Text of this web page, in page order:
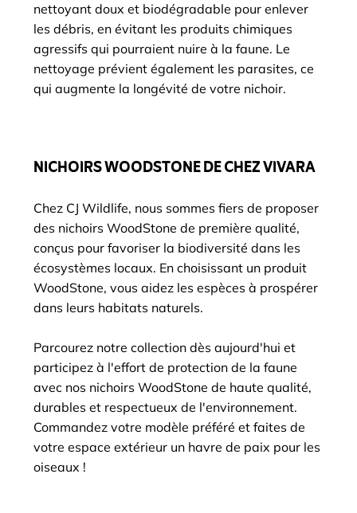
nettoyant doux et biodégradable pour enlever
les débris, en évitant les produits chimiques
agressifs qui pourraient nuire à la faune. Le
nettoyage prévient également les parasites, ce
qui augmente la longévité de votre nichoir.
NICHOIRS WOODSTONE DE CHEZ VIVARA
Chez CJ Wildlife, nous sommes fiers de proposer
des nichoirs WoodStone de première qualité,
conçus pour favoriser la biodiversité dans les
écosystèmes locaux. En choisissant un produit
WoodStone, vous aidez les espèces à prospérer
dans leurs habitats naturels.
Parcourez notre collection dès aujourd'hui et
participez à l'effort de protection de la faune
avec nos nichoirs WoodStone de haute qualité,
durables et respectueux de l'environnement.
Commandez votre modèle préféré et faites de
votre espace extérieur un havre de paix pour les
oiseaux !